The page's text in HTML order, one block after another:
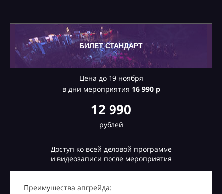
БИЛЕТ СТАНДАРТ
Цена до 19 ноября
в дни мероприятия 16990 р
12 990
рублей
Доступ ко всей деловой программе
и видеозаписи после мероприятия
Преимущества апгрейда: